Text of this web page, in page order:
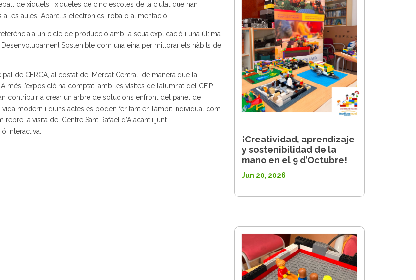
de xiquets i xiquetes de cinc escoles de la ciutat que han
les aules: Aparells electrònics, roba o alimentació.
a un cicle de producció amb la seua explicació i una última
Sostenible com una eina per millorar els hàbits de
de CERCA, al costat del Mercat Central, de manera que la
més l’exposició ha comptat, amb les visites de l’alumnat del CEIP
contribuir a crear un arbre de solucions enfront del panel de
modern i quins actes es poden fer tant en l’àmbit individual com
la visita del Centre Sant Rafael d’Alacant i junt
interactiva.
¡Creatividad, aprendizaje
y sostenibilidad de la
mano en el 9 d’Octubre!
Jun 20, 2026